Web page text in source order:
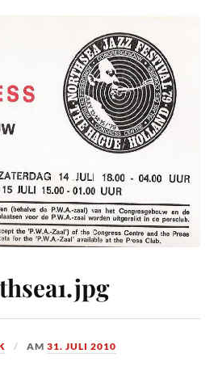
AM31. JULI 2010